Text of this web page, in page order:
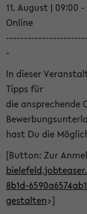
11. August | 09:00 -
Online
-
In dieser
Tipps für
die ansprechende
hast Du die
[Button: Zur
8b1d-
gestalten>]